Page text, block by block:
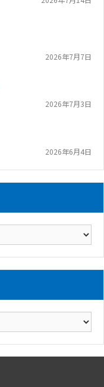
2026年7月7日
2026年7月3日
2026年6月4日